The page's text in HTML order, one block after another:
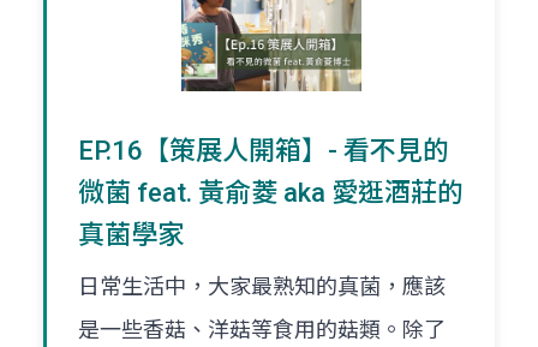
EP.16【策展人開箱】- 看不見的
微菌 feat. 黃俞菱 aka 愛逛酒莊的
真菌學家
日常生活中，大家最熟知的真菌，應該
是一些香菇、洋菇等食用的菇類。除了